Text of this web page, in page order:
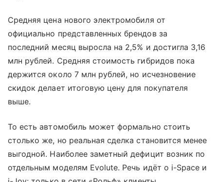
Средняя цена нового электромобиля от
официально представленных брендов за
последний месяц выросла на 2,5% и достигла 3,16
млн рублей. Средняя стоимость гибридов пока
держится около 7 млн рублей, но исчезновение
скидок делает итоговую цену для покупателя
выше.
То есть автомобиль может формально стоить
столько же, но реальная сделка становится менее
выгодной. Наиболее заметный дефицит возник по
отдельным моделям Evolute. Речь идёт о i-Space и